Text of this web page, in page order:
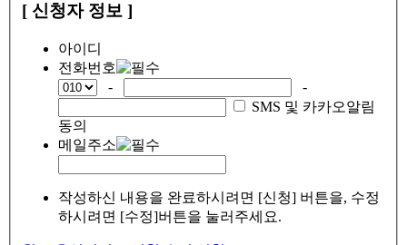
[ 신청자 정보 ]
아이디
전화번호
-
-
SMS 및 카카오알림
동의
메일주소
작성하신 내용을 완료하시려면 [신청] 버튼을, 수정
하시려면 [수정]버튼을 눌러주세요.